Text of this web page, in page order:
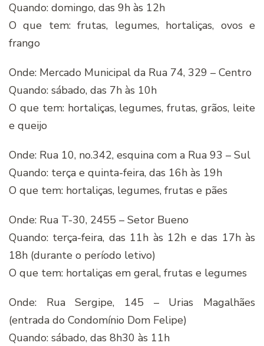
Quando: domingo, das 9h às 12h
O que tem: frutas, legumes, hortaliças, ovos e
frango
Onde: Mercado Municipal da Rua 74, 329 – Centro
Quando: sábado, das 7h às 10h
O que tem: hortaliças, legumes, frutas, grãos, leite
e queijo
Onde: Rua 10, no.342, esquina com a Rua 93 – Sul
Quando: terça e quinta-feira, das 16h às 19h
O que tem: hortaliças, legumes, frutas e pães
Onde: Rua T-30, 2455 – Setor Bueno
Quando: terça-feira, das 11h às 12h e das 17h às
18h (durante o período letivo)
O que tem: hortaliças em geral, frutas e legumes
Onde: Rua Sergipe, 145 – Urias Magalhães
(entrada do Condomínio Dom Felipe)
Quando: sábado, das 8h30 às 11h